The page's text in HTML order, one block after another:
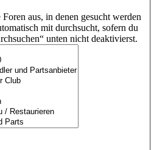
aus, in denen gesucht werden
mit durchsucht, sofern du
unten nicht deaktivierst.